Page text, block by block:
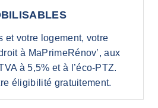
et votre logement, votre
à MaPrimeRénov’, aux
à 5,5% et à l’éco-PTZ.
éligibilité gratuitement.